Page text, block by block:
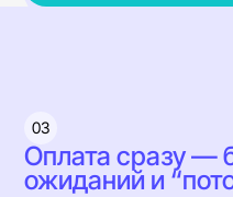
03
Оплата сразу —
ожиданий и